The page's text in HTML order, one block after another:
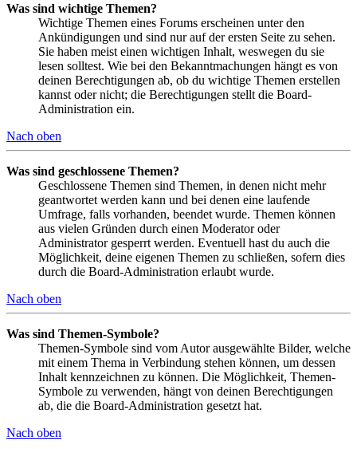
Was sind wichtige Themen?
Wichtige Themen eines Forums erscheinen unter den
Ankündigungen und sind nur auf der ersten Seite zu sehen.
Sie haben meist einen wichtigen Inhalt, weswegen du sie
lesen solltest. Wie bei den Bekanntmachungen hängt es von
deinen Berechtigungen ab, ob du wichtige Themen erstellen
kannst oder nicht; die Berechtigungen stellt die Board-
Administration ein.
Nach oben
Was sind geschlossene Themen?
Geschlossene Themen sind Themen, in denen nicht mehr
geantwortet werden kann und bei denen eine laufende
Umfrage, falls vorhanden, beendet wurde. Themen können
aus vielen Gründen durch einen Moderator oder
Administrator gesperrt werden. Eventuell hast du auch die
Möglichkeit, deine eigenen Themen zu schließen, sofern dies
durch die Board-Administration erlaubt wurde.
Nach oben
Was sind Themen-Symbole?
Themen-Symbole sind vom Autor ausgewählte Bilder, welche
mit einem Thema in Verbindung stehen können, um dessen
Inhalt kennzeichnen zu können. Die Möglichkeit, Themen-
Symbole zu verwenden, hängt von deinen Berechtigungen
ab, die die Board-Administration gesetzt hat.
Nach oben